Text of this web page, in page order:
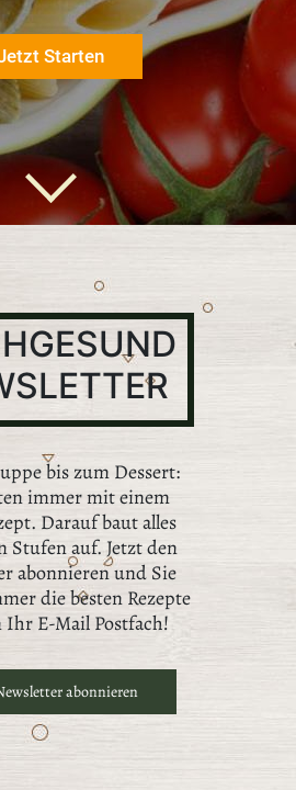
Starten
bis zum Dessert:
immer mit einem
Darauf baut alles
Stufen auf. Jetzt den
abonnieren und Sie
die besten Rezepte
E-Mail Postfach!
abonnieren